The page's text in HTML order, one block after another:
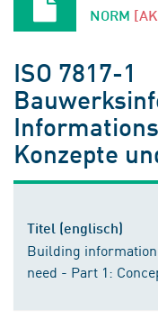
NORM
ISO 7817-1
Konzepte
Titel (englisch)
Building
need - Part 1: